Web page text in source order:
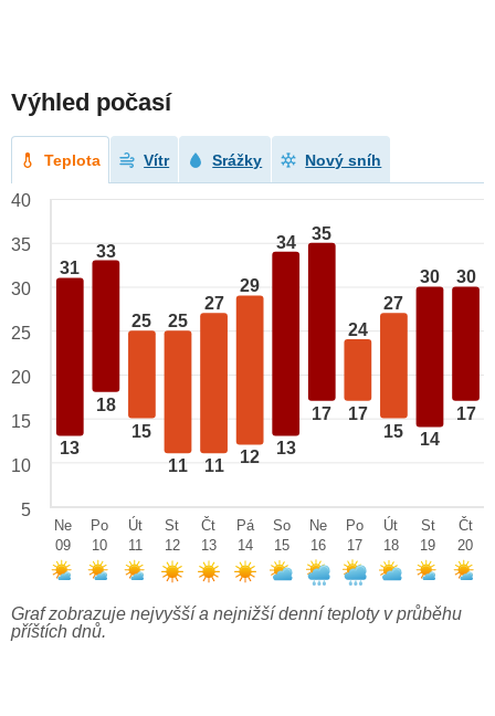
Výhled počasí
Teplota Vítr Srážky Nový sníh
31
13
33
18
25
15
25
11
27
11
29
12
34
13
35
17
24
17
27
15
30
14
30
17
40
35
30
25
20
15
10
5
Ne
09
Po
10
Út
11
St
12
Čt
13
Pá
14
So
15
Ne
16
Po
17
Út
18
St
19
Čt
20
Graf zobrazuje nejvyšší a nejnižší denní teploty v průběhu
příštích dnů.